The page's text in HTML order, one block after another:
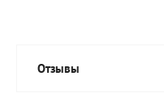
Отзывы